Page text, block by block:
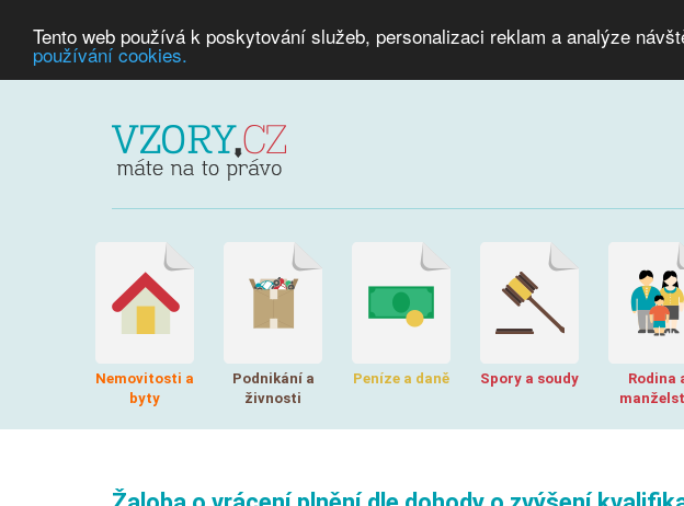
Tento web používá k poskytování služeb, personalizaci reklam a analýze
používání cookies.
Nemovitosti a
byty
Podnikání a
živnosti
Peníze a daně Spory a soudy
Rodina